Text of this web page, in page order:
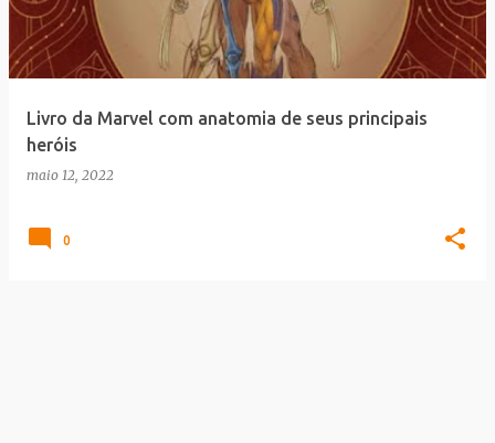
Livro da Marvel com anatomia de seus principais
heróis
maio 12, 2022
0